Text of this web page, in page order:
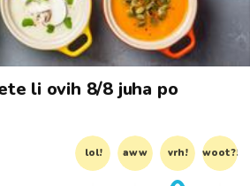
li ovih 8/8 juha po
lol! aww vrh! woot?!